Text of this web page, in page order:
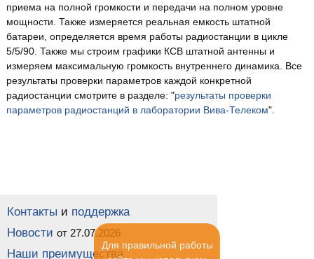
приема на полной громкости и передачи на полном уровне
мощности. Также измеряется реальная емкость штатной
батареи, определяется время работы радиостанции в цикле
5/5/90. Также мы строим графики КСВ штатной антенны и
измеряем максимальную громкость внутреннего динамика. Все
результаты проверки параметров каждой конкретной
радиостанции смотрите в разделе: "результаты проверки
параметров радиостанций в лаборатории Вива-Телеком".
Контакты и поддержка
Новости от 27.07.2026
Наши преимущества
Для правильной работы